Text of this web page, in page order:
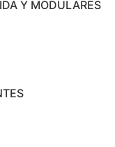
Y MODULARES